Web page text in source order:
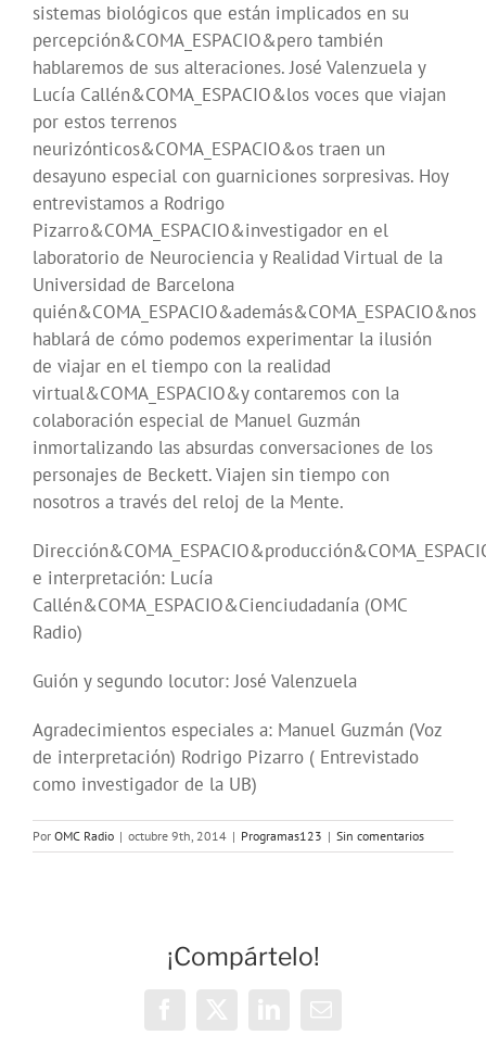
sistemas biológicos que están implicados en su
percepción&COMA_ESPACIO&pero también
hablaremos de sus alteraciones. José Valenzuela y
Lucía Callén&COMA_ESPACIO&los voces que viajan
por estos terrenos
neurizónticos&COMA_ESPACIO&os traen un
desayuno especial con guarniciones sorpresivas. Hoy
entrevistamos a Rodrigo
Pizarro&COMA_ESPACIO&investigador en el
laboratorio de Neurociencia y Realidad Virtual de la
Universidad de Barcelona
quién&COMA_ESPACIO&además&COMA_ESPACIO&nos
hablará de cómo podemos experimentar la ilusión
de viajar en el tiempo con la realidad
virtual&COMA_ESPACIO&y contaremos con la
colaboración especial de Manuel Guzmán
inmortalizando las absurdas conversaciones de los
personajes de Beckett. Viajen sin tiempo con
nosotros a través del reloj de la Mente.
e interpretación: Lucía
Callén&COMA_ESPACIO&Cienciudadanía (OMC
Radio)
Guión y segundo locutor: José Valenzuela
Agradecimientos especiales a: Manuel Guzmán (Voz
de interpretación) Rodrigo Pizarro ( Entrevistado
como investigador de la UB)
Por OMC Radio | octubre 9th, 2014 | Programas123 | Sin comentarios
¡Compártelo!